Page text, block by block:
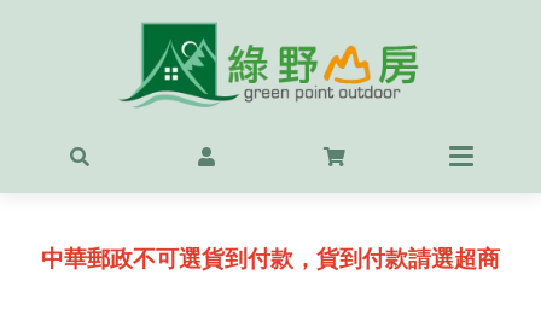
中華郵政不可選貨到付款，貨到付款請選超商